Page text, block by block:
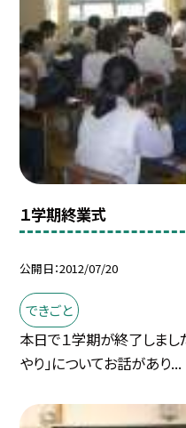
１学期終業式
公開日 2012/07/20
できごと
本日で１学期が終了しまし
やり」についてお話があり...